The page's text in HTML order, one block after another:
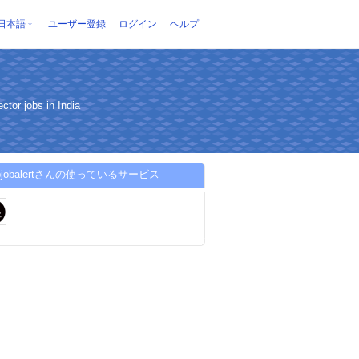
本語 ユーザー登録 ログイン ヘルプ
jobs in India
さんの使っているサービス